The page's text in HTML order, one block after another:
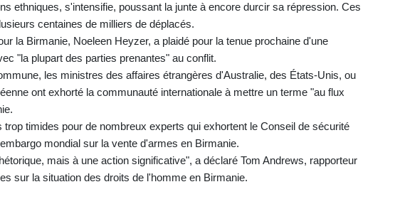
ethniques, s'intensifie, poussant la junte à encore durcir sa répression. Ces
centaines de milliers de déplacés.
la Birmanie, Noeleen Heyzer, a plaidé pour la tenue prochaine d'une
"la plupart des parties prenantes" au conflit.
les ministres des affaires étrangères d'Australie, des États-Unis, ou
ont exhorté la communauté internationale à mettre un terme "au flux
trop timides pour de nombreux experts qui exhortent le Conseil de sécurité
mondial sur la vente d'armes en Birmanie.
mais à une action significative", a déclaré Tom Andrews, rapporteur
sur la situation des droits de l'homme en Birmanie.